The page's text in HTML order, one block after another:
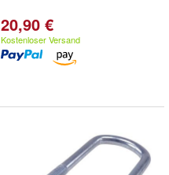
20,90 €
Kostenloser Versand